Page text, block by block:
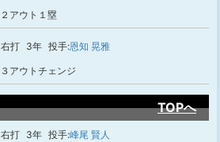
２アウト１塁
右打 3年 投手:恩知 晃雅
３アウトチェンジ
TOPへ
右打 3年 投手:峰尾 賢人